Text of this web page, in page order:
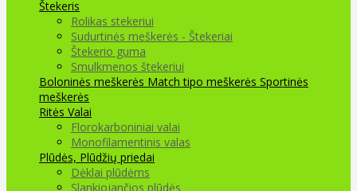
Štekeris
Rolikas stekeriui
Sudurtinės meškerės - Štekeriai
Štekerio guma
Smulkmenos štekeriui
Boloninės meškerės Match tipo meškerės Sportinės
meškerės
Ritės Valai
Florokarboniniai valai
Monofilamentinis valas
Plūdės, Plūdžių priedai
Dėklai plūdėms
Slankiojančios plūdės